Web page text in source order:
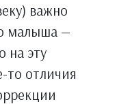
важно
малыша —
на эту
то отличия